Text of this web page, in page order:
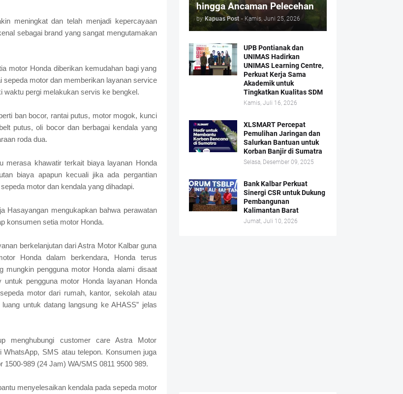
meningkat dan telah menjadi kepercayaan
sebagai brand yang sangat mengutamakan
motor Honda diberikan kemudahan bagi yang
sepeda motor dan memberikan layanan service
waktu pergi melakukan servis ke bengkel.
ban bocor, rantai putus, motor mogok, kunci
putus, oli bocor dan berbagai kendala yang
roda dua.
merasa khawatir terkait biaya layanan Honda
biaya apapun kecuali jika ada pergantian
motor dan kendala yang dihadapi.
Hasayangan mengukapkan bahwa perawatan
konsumen setia motor Honda.
berkelanjutan dari Astra Motor Kalbar guna
Honda dalam berkendara, Honda terus
mungkin pengguna motor Honda alami disaat
pengguna motor Honda layanan Honda
motor dari rumah, kantor, sekolah atau
untuk datang langsung ke AHASS” jelas
menghubungi customer care Astra Motor
WhatsApp, SMS atau telepon. Konsumen juga
989 (24 Jam) WA/SMS 0811 9500 989.
menyelesaikan kendala pada sepeda motor
hingga Ancaman Pelecehan
by Kapuas Post - Kamis, Juni 25, 2026
UPB Pontianak dan
UNIMAS Hadirkan
UNIMAS Learning Centre,
Perkuat Kerja Sama
Akademik untuk
Tingkatkan Kualitas SDM
Kamis, Juli 16, 2026
XLSMART Percepat
Pemulihan Jaringan dan
Salurkan Bantuan untuk
Korban Banjir di Sumatra
Selasa, Desember 09, 2025
Bank Kalbar Perkuat
Sinergi CSR untuk Dukung
Pembangunan
Kalimantan Barat
Jumat, Juli 10, 2026